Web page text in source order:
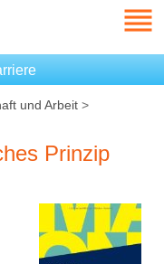
und Arbeit >
Prinzip